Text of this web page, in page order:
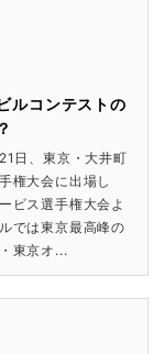
ルコンテストの
日、東京・大井町
権大会に出場し
ビス選手権大会よ
では東京最高峰の
東京オ...